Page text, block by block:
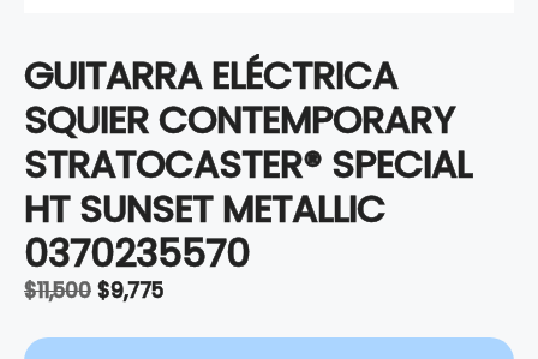
GUITARRA ELÉCTRICA
SQUIER CONTEMPORARY
STRATOCASTER® SPECIAL
HT SUNSET METALLIC
0370235570
$11,500 Original
$9,775Current